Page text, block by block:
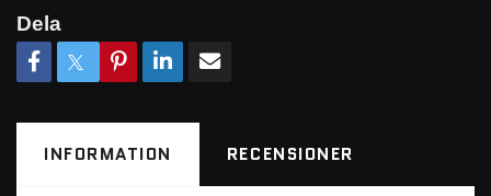
Dela
INFORMATION RECENSIONER